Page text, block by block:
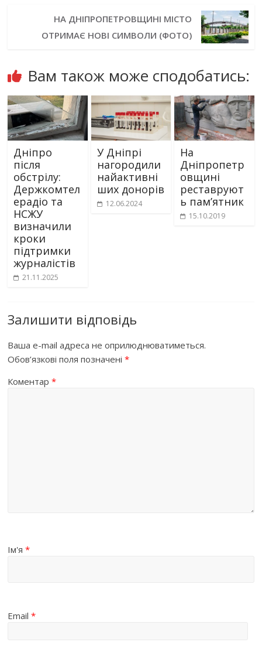
НА ДНІПРОПЕТРОВЩИНІ МІСТО
ОТРИМАЄ НОВІ СИМВОЛИ (ФОТО)
Вам також може сподобатись:
Дніпро
після
обстрілу:
Держкомтел
ерадіо та
НСЖУ
визначили
кроки
підтримки
журналістів
21.11.2025
У Дніпрі
нагородили
найактивні
ших донорів
12.06.2024
На
Дніпропетр
овщині
реставруют
ь пам’ятник
15.10.2019
Залишити відповідь
Ваша e-mail адреса не оприлюднюватиметься.
Обов’язкові поля позначені*
Коментар*
Ім'я*
Email*